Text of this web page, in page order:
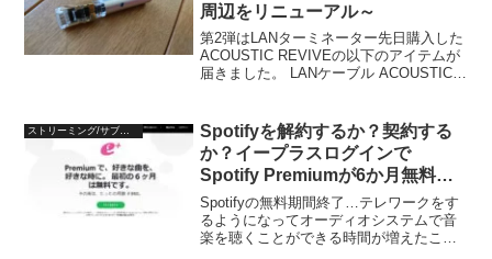
周辺をリニューアル～
第2弾はLANターミネーター先日購入した
ACOUSTIC REVIVEの以下のアイテムが
届きました。 LANケーブル ACOUSTIC
ストリーミング/サブスクリプション
Spotifyを解約するか？契約する
か？イープラスログインで
Spotify Premiumが6か月無料キ
ャンペーン(8/14まで)
Spotifyの無料期間終了…テレワークをす
るようになってオーディオシステムで音
楽を聴くことができる時間が増えたこと